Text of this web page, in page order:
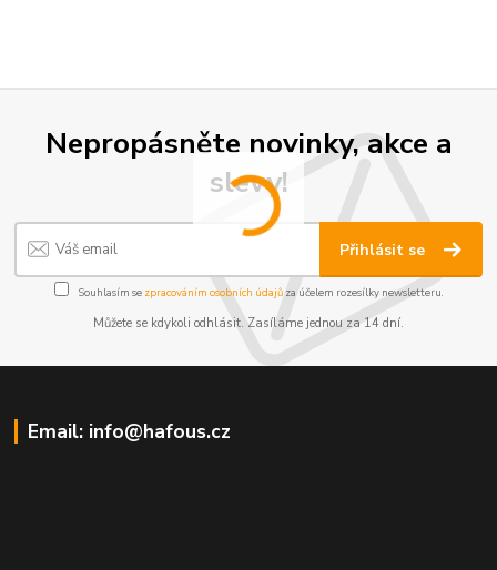
Nepropásněte novinky, akce a
slevy!
Přihlásit se
Souhlasím se zpracováním osobních údajůza účelem rozesílky newsletteru.
Můžete se kdykoli odhlásit. Zasíláme jednou za 14 dní.
Email: info@hafous.cz